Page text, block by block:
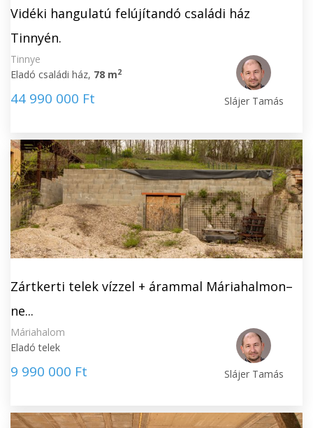
Vidéki hangulatú felújítandó családi ház
Tinnyén.
Tinnye
Eladó családi ház, 78 m2
44 990 000 Ft Slájer Tamás
Zártkerti telek vízzel + árammal Máriahalmon–
ne...
Máriahalom
Eladó telek
9 990 000 Ft Slájer Tamás